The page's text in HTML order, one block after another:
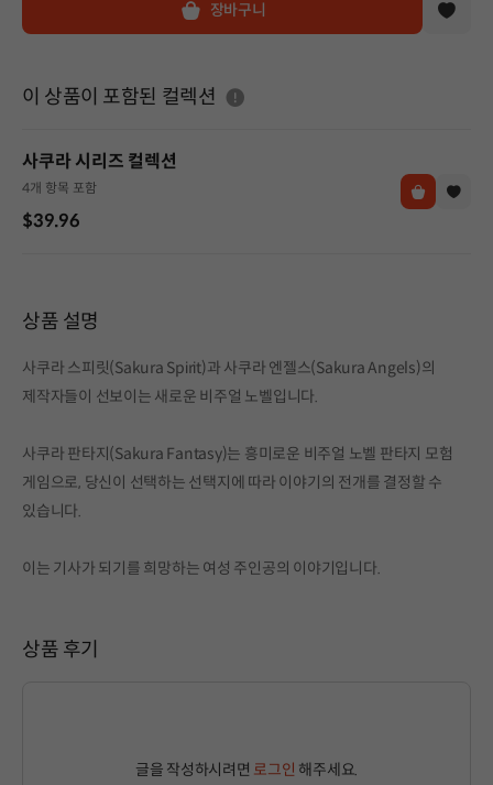
장바구니
이 상품이 포함된 컬렉션 도움말
사쿠라 시리즈 컬렉션
4개 항목 포함
$39.96
상품 설명
사쿠라 스피릿(Sakura Spirit)과 사쿠라 엔젤스(Sakura Angels)의
제작자들이 선보이는 새로운 비주얼 노벨입니다.
사쿠라 판타지(Sakura Fantasy)는 흥미로운 비주얼 노벨 판타지 모험
게임으로, 당신이 선택하는 선택지에 따라 이야기의 전개를 결정할 수
있습니다.
이는 기사가 되기를 희망하는 여성 주인공의 이야기입니다.
상품 후기
글을 작성하시려면 로그인 해주세요.